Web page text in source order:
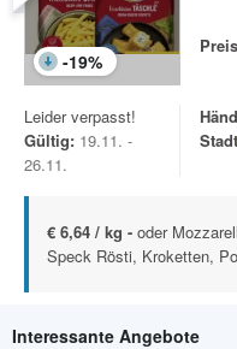
-19%
Leider verpasst!
Gültig: 19.11. -
26.11.
€ 6,64 / kg - oder
Speck Rösti, Kroketten,
Interessante Angebote